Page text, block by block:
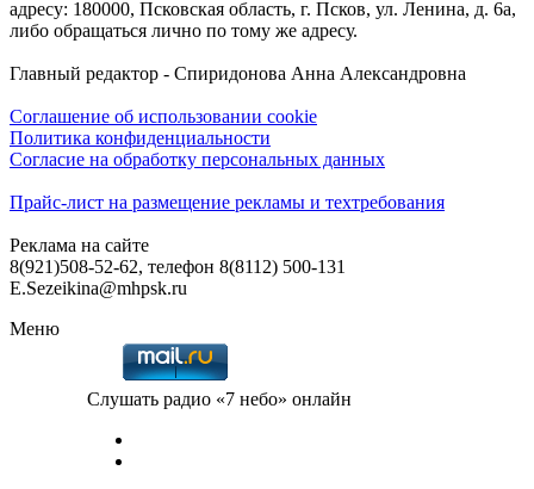
адресу: 180000, Псковская область, г. Псков, ул. Ленина, д. 6а,
либо обращаться лично по тому же адресу.
Главный редактор - Спиридонова Анна Александровна
Соглашение об использовании cookie
Политика конфиденциальности
Согласие на обработку персональных данных
Прайс-лист на размещение рекламы и техтребования
Реклама на сайте
8(921)508-52-62, телефон 8(8112) 500-131
E.Sezeikina@mhpsk.ru
Меню
Слушать радио «7 небо» онлайн